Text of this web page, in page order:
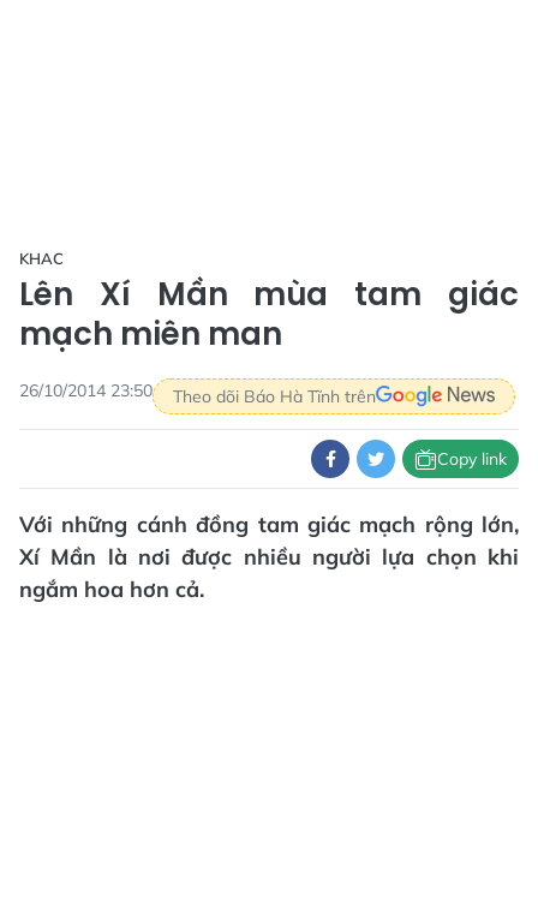
KHAC
Lên Xí Mần mùa tam giác
mạch miên man
26/10/2014 23:50 Theo dõi Báo Hà Tĩnh trên
Copy link
Với những cánh đồng tam giác mạch rộng lớn,
Xí Mần là nơi được nhiều người lựa chọn khi
ngắm hoa hơn cả.